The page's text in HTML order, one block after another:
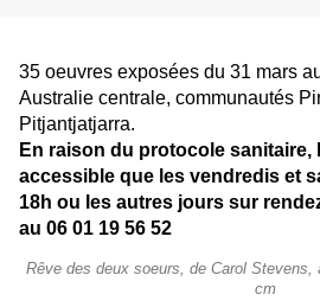
35 oeuvres exposées du 31 mars
Australie centrale, communautés
Pitjantjatjarra.
En raison du protocole
accessible que les vendredis et
18h ou les autres jours sur
au 06 01 19 56 52
Rêve des deux soeurs, de Carol Stevens,
cm